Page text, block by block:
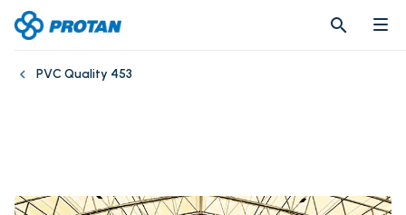
search
search
PVC Quality 453